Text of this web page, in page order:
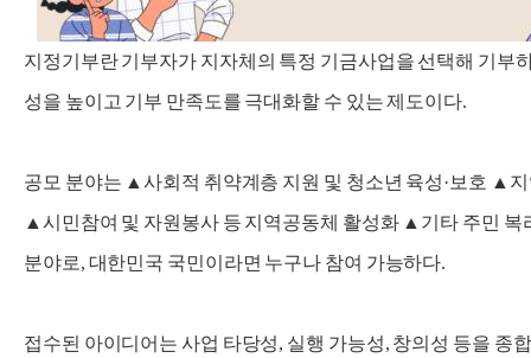
지정기부란 기부자가 지자체의 특정 기금사업을 선택해 기부
성을 높이고 기부 만족도를 극대화할 수 있는 제도이다.
공모 분야는 ▲사회적 취약계층 지원 및 청소년 육성·보호 ▲지
▲시민참여 및 자원봉사 등 지역공동체 활성화 ▲기타 주민 복
분야로, 대한민국 국민이라면 누구나 참여 가능하다.
접수된 아이디어는 사업 타당성, 실행 가능성, 창의성 등을 종